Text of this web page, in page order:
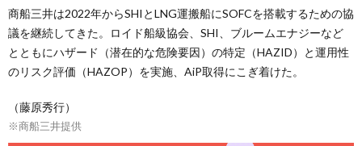
商船三井は2022年からSHIとLNG運搬船にSOFCを搭載するための協
議を継続してきた。ロイド船級協会、SHI、ブルームエナジーなど
とともにハザード（潜在的な危険要因）の特定（HAZID）と運用性
のリスク評価（HAZOP）を実施、AiP取得にこぎ着けた。
（藤原秀行）
※商船三井提供